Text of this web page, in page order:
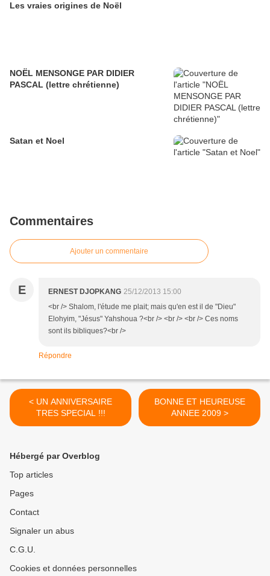
Les vraies origines de Noël
NOËL MENSONGE PAR DIDIER
PASCAL (lettre chrétienne)
Satan et Noel
Commentaires
Ajouter un commentaire
E ERNEST DJOPKANG 25/12/2013 15:00
<br /> Shalom, l'étude me plait; mais qu'en est il de "Dieu"
Elohyim, "Jésus" Yahshoua ?<br /> <br /> <br /> Ces noms
sont ils bibliques?<br />
Répondre
< UN ANNIVERSAIRE
TRES SPECIAL !!!
BONNE ET HEUREUSE
ANNEE 2009 >
Hébergé par Overblog
Top articles
Pages
Contact
Signaler un abus
C.G.U.
Cookies et données personnelles